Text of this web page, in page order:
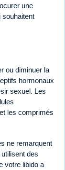
une
souhaitent
ou diminuer la
hormonaux
sexuel. Les
les comprimés
ne remarquent
des
votre libido a